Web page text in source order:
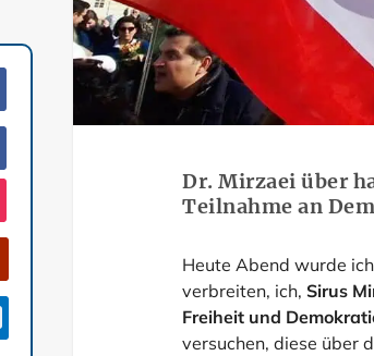
Dr. Mirzaei über
Teilnahme an
Heute Abend wurde
verbreiten, ich,Sirus
Freiheit und
versuchen, diese über